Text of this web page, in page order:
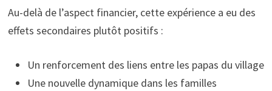
Au-delà de l’aspect financier, cette expérience a eu des
effets secondaires plutôt positifs :
Un renforcement des liens entre les papas du village
Une nouvelle dynamique dans les familles